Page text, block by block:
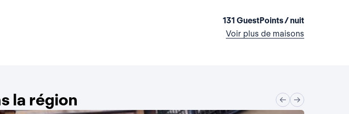
131 GuestPoints / nuit
Voir plus de maisons
la région